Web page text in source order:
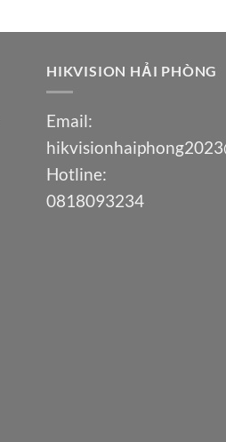
HIKVISION HẢI PHÒNG
Email:
Hotline:
0818093234